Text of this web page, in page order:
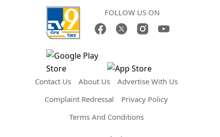
FOLLOW US ON
Contact Us About Us
Advertise With Us
Complaint Redressal
Privacy Policy
Terms And Conditions